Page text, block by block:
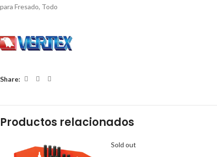
para Fresado, Todo
Share:
Productos relacionados
Sold out